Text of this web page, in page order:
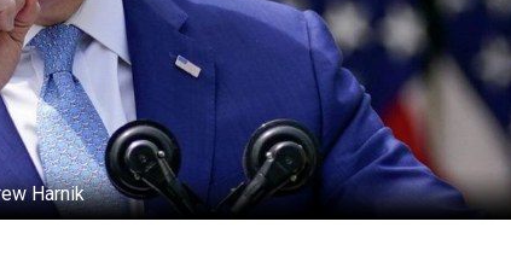
Harnik